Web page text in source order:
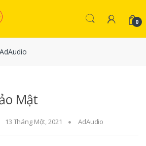
0
Mật
13 Tháng Một, 2021 AdAudio